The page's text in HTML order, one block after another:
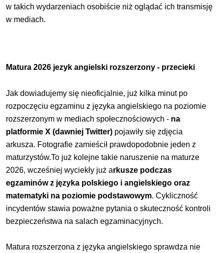
w takich wydarzeniach osobiście niż oglądać ich transmisję
w mediach.
Matura 2026 jezyk angielski rozszerzony - przecieki
Jak dowiadujemy się nieoficjalnie, już kilka minut po
rozpoczęciu egzaminu z języka angielskiego na poziomie
rozszerzonym w mediach społecznościowych - na
platformie X (dawniej Twitter) pojawiły się zdjęcia
arkusza. Fotografie zamieścił prawdopodobnie jeden z
maturzystów.To już kolejne takie naruszenie na maturze
2026, wcześniej wyciekły już arkusze podczas
egzaminów z języka polskiego i angielskiego oraz
matematyki na poziomie podstawowym. Cykliczność
incydentów stawia poważne pytania o skuteczność kontroli
bezpieczeństwa na salach egzaminacyjnych.
Matura rozszerzona z języka angielskiego sprawdza nie